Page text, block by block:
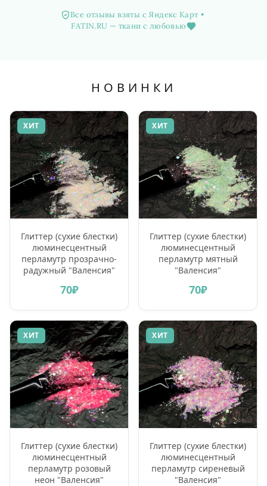
Все отзывы взяты с Яндекс Карт •
FATIN.RU — ткани с любовью
НОВИНКИ
ХИТ
Глиттер (сухие блестки)
люминесцентный
перламутр прозрачно-
радужный "Валенсия"
70₽
ХИТ
Глиттер (сухие блестки)
люминесцентный
перламутр мятный
"Валенсия"
70₽
ХИТ
Глиттер (сухие блестки)
люминесцентный
перламутр розовый
неон "Валенсия"
ХИТ
Глиттер (сухие блестки)
люминесцентный
перламутр сиреневый
"Валенсия"